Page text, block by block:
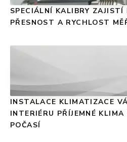
SPECIÁLNÍ KALIBRY ZAJISTÍ
PŘESNOST A RYCHLOST
INSTALACE KLIMATIZACE
INTERIÉRU PŘÍJEMNÉ
POČASÍ